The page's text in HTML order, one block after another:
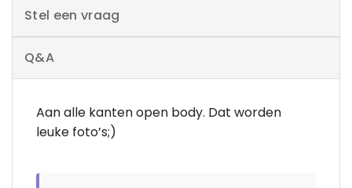
Stel een vraag
Q&A
Aan alle kanten open body. Dat worden
leuke foto’s;)